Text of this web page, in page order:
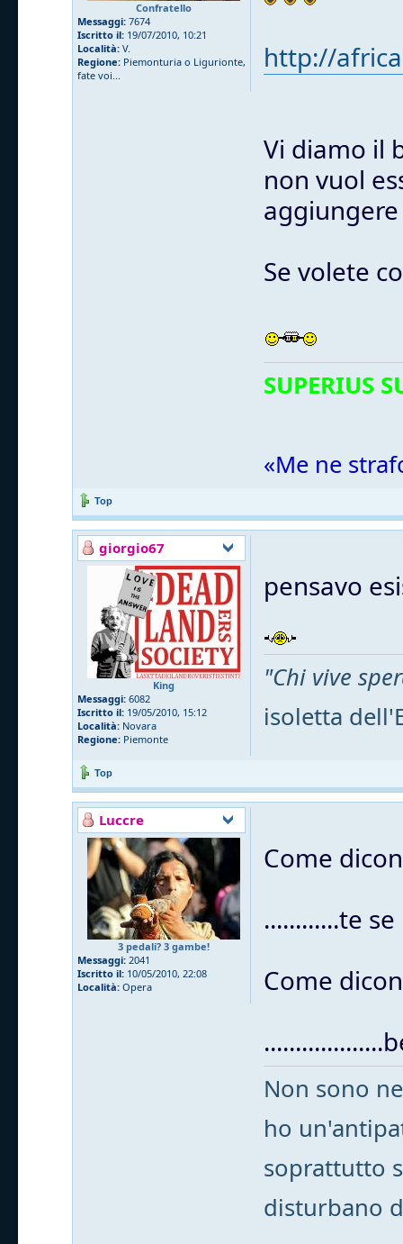
Confratello
Messaggi: 7674
Iscritto il: 19/07/2010, 10:21
Località: V.
Regione: Piemonturia o Ligurionte,
fate voi...
http://
Vi diamo il
non vuol
Se volete
SUPERIUS
«Me ne
Top
giorgio67
King
Messaggi: 6082
Iscritto il: 19/05/2010, 15:12
Località: Novara
Regione: Piemonte
pensavo
"Chi vive
isoletta
Top
Luccre
3 pedali? 3 gambe!
Messaggi: 2041
Iscritto il: 10/05/2010, 22:08
Località: Opera
Come
............te
Come
Non sono
ho
soprattutto
disturbano